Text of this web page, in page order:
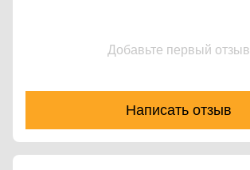
Добавьте первый отзыв
Написать отзыв